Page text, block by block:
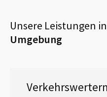
Unsere Leistungen in
Umgebung